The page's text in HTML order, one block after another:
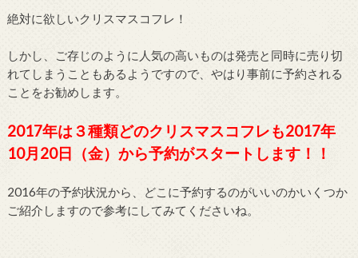
絶対に欲しいクリスマスコフレ！
しかし、ご存じのように人気の高いものは発売と同時に売り切
れてしまうこともあるようですので、やはり事前に予約される
ことをお勧めします。
2017年は３種類どのクリスマスコフレも2017年
10月20日（金）から予約がスタートします！！
2016年の予約状況から、どこに予約するのがいいのかいくつか
ご紹介しますので参考にしてみてくださいね。